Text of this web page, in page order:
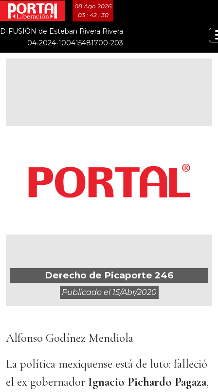
08 Ago 2026
03 : 42 : 31
DIFUSIÓN de Esteban Rivera Rivera
04-2024-100415481700-203
Derecho de Picaporte 246
Publicado el 15/abr/2020
Alfonso Godínez Mendiola
La política mexiquense está de luto: falleció
el ex gobernador Ignacio Pichardo Pagaza,